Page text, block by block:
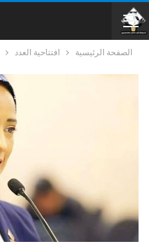
الصفحة الرئيسية افتتاحية العدد